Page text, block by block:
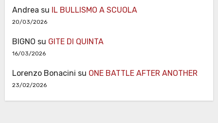
Andrea su IL BULLISMO A SCUOLA
20/03/2026
BIGNO su GITE DI QUINTA
16/03/2026
Lorenzo Bonacini su ONE BATTLE AFTER ANOTHER
23/02/2026